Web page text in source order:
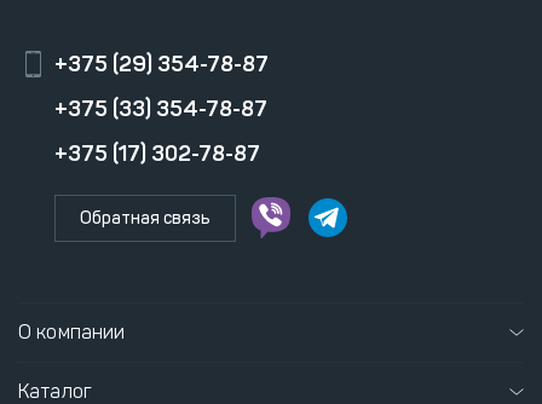
+375 (29) 354-78-87
+375 (33) 354-78-87
+375 (17) 302-78-87
Обратная связь
О компании
Каталог